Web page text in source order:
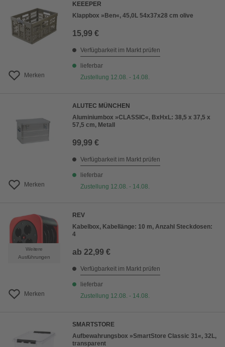
Merken
KEEEPER
Klappbox »Ben«, 45,0L 54x37x28 cm olive
15,99 €
Verfügbarkeit im Markt prüfen
lieferbar
Zustellung 12.08. - 14.08.
Merken
ALUTEC MÜNCHEN
Aluminiumbox »CLASSIC«, BxHxL: 38,5 x 37,5 x
57,5 cm, Metall
99,99 €
Verfügbarkeit im Markt prüfen
lieferbar
Zustellung 12.08. - 14.08.
Weitere
Ausführungen
Merken
REV
Kabelbox, Kabellänge: 10 m, Anzahl Steckdosen:
4
ab 22,99 €
Verfügbarkeit im Markt prüfen
lieferbar
Zustellung 12.08. - 14.08.
SMARTSTORE
Aufbewahrungsbox »SmartStore Classic 31«, 32L,
transparent